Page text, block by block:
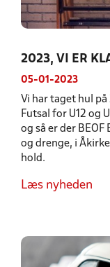
2023, VI ER
05-01-2023
Vi har taget hul
Futsal for U12 og
og så er der
og drenge, i
hold.
Læs nyheden